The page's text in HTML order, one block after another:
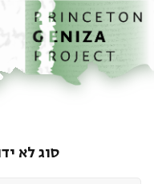
לתוכןהבית
סוג לא